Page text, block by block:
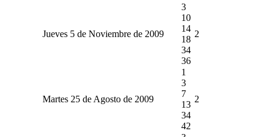
Jueves 5 de Noviembre de 2009
3
10
14
18
34
36
2
Martes 25 de Agosto de 2009
1
3
7
13
34
42
2